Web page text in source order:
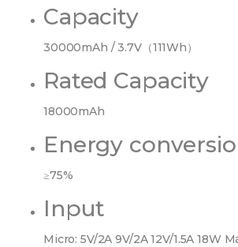
Capacity
30000mAh / 3.7V（111Wh）
Rated Capacity
18000mAh
Energy
≥75%
Input
Micro: 5V/2A 9V/2A 12V/1.5A 18W